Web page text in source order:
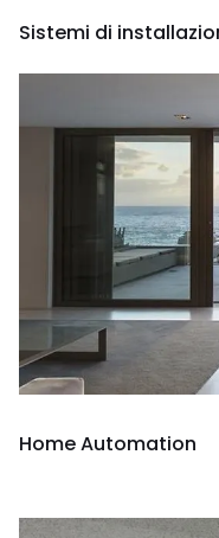
Sistemi di
Home Automation